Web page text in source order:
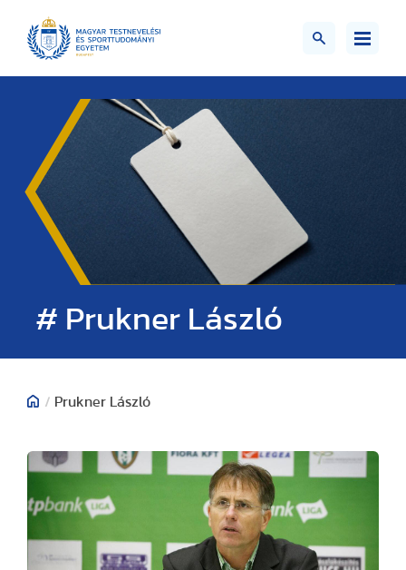
# Prukner László
/ Prukner László